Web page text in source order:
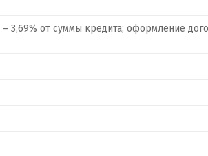
– 3,69% от суммы кредита; оформление